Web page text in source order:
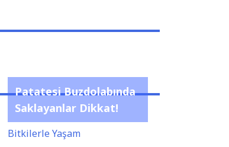
Patatesi Buzdolabında
Saklayanlar Dikkat!
Bitkilerle Yaşam